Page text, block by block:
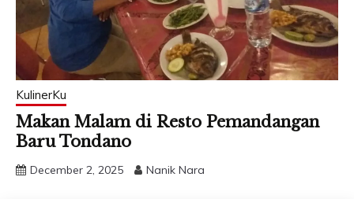
KulinerKu
Makan Malam di Resto Pemandangan
Baru Tondano
December 2, 2025 Nanik Nara